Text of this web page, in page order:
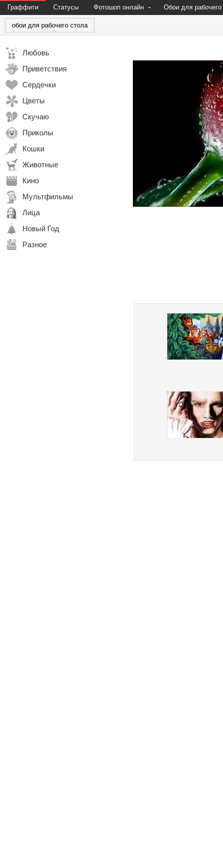
Граффити Статусы Фотошоп онлайн Обои для рабочего
обои для рабочего стола
Любовь
Приветствия
Сердечки
Цветы
Скучаю
Приколы
Кошки
Животные
Кино
Мультфильмы
Лица
Новый Год
Разное